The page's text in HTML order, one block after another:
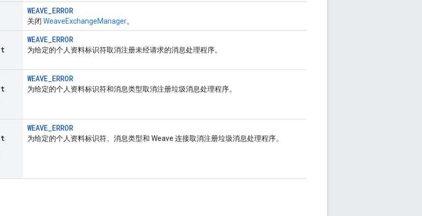
WEAVE_ERROR
关闭 WeaveExchangeManager。
t
WEAVE_ERROR
为给定的个人资料标识符取消注册未经请求的消息处理程序。
t
WEAVE_ERROR
为给定的个人资料标识符和消息类型取消注册垃圾消息处理程序。
t
WEAVE_ERROR
为给定的个人资料标识符、消息类型和 Weave 连接取消注册垃圾消息处理程序。